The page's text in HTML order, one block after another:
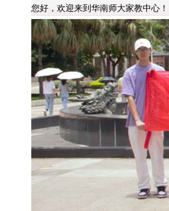
您好，欢迎来到华南师大家教中心！